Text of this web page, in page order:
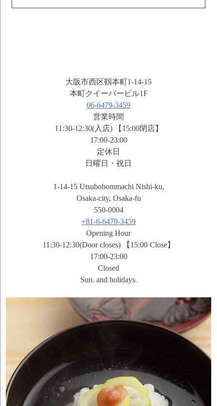
大阪市西区靱本町1-14-15
本町クイーバービル1F
06-6479-3459
営業時間
11:30-12:30(入店) 【15:00閉店】
17:00-23:00
定休日
日曜日・祝日
1-14-15 Utsubohommachi Nishi-ku,
Osaka-city, Osaka-fu
550-0004
+81-6-6479-3459
Opening Hour
11:30-12:30(Door closes) 【15:00 Close】
17:00-23:00
Closed
Sun. and holidays.